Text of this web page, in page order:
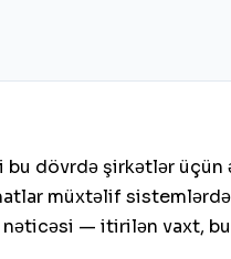
dövrdə şirkətlər
müxtəlif
— itirilən vaxt,